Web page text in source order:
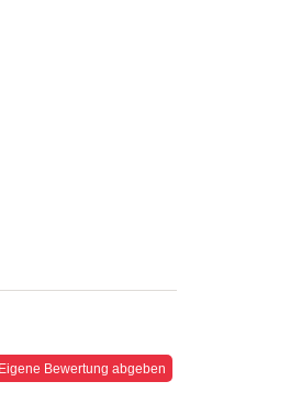
Eigene Bewertung abgeben